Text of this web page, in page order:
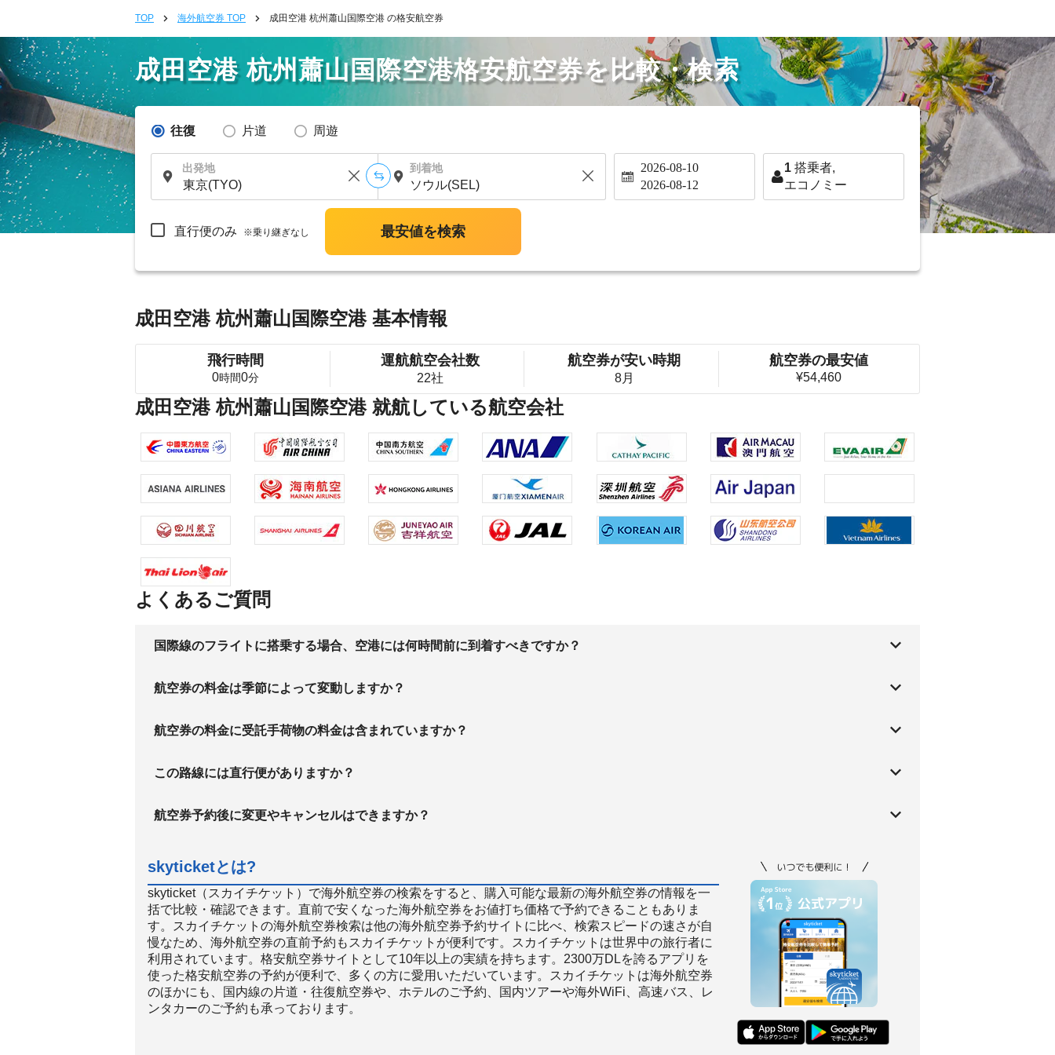
TOP 海外航空券 TOP 成田空港 杭州蕭山国際空港 の格安航空券
成田空港 杭州蕭山国際空港格安航空券を比較・検索
往復 片道 周遊
出発地 到着地 2026-08-10
2026-08-12
1 搭乗者,
エコノミー
直行便のみ ※乗り継ぎなし 最安値を検索
成田空港 杭州蕭山国際空港 基本情報
飛行時間
0時間0分
運航航空会社数
22社
航空券が安い時期
8月
航空券の最安値
¥54,460
成田空港 杭州蕭山国際空港 就航している航空会社
よくあるご質問
国際線のフライトに搭乗する場合、空港には何時間前に到着すべきですか？
航空券の料金は季節によって変動しますか？
航空券の料金に受託手荷物の料金は含まれていますか？
この路線には直行便がありますか？
航空券予約後に変更やキャンセルはできますか？
skyticketとは?
skyticket（スカイチケット）で海外航空券の検索をすると、購入可能な最新の海外航空券の情報を一
括で比較・確認できます。直前で安くなった海外航空券をお値打ち価格で予約できることもありま
す。スカイチケットの海外航空券検索は他の海外航空券予約サイトに比べ、検索スピードの速さが自
慢なため、海外航空券の直前予約もスカイチケットが便利です。スカイチケットは世界中の旅行者に
利用されています。格安航空券サイトとして10年以上の実績を持ちます。2300万DLを誇るアプリを
使った格安航空券の予約が便利で、多くの方に愛用いただいています。スカイチケットは海外航空券
のほかにも、国内線の片道・往復航空券や、ホテルのご予約、国内ツアーや海外WiFi、高速バス、レ
ンタカーのご予約も承っております。